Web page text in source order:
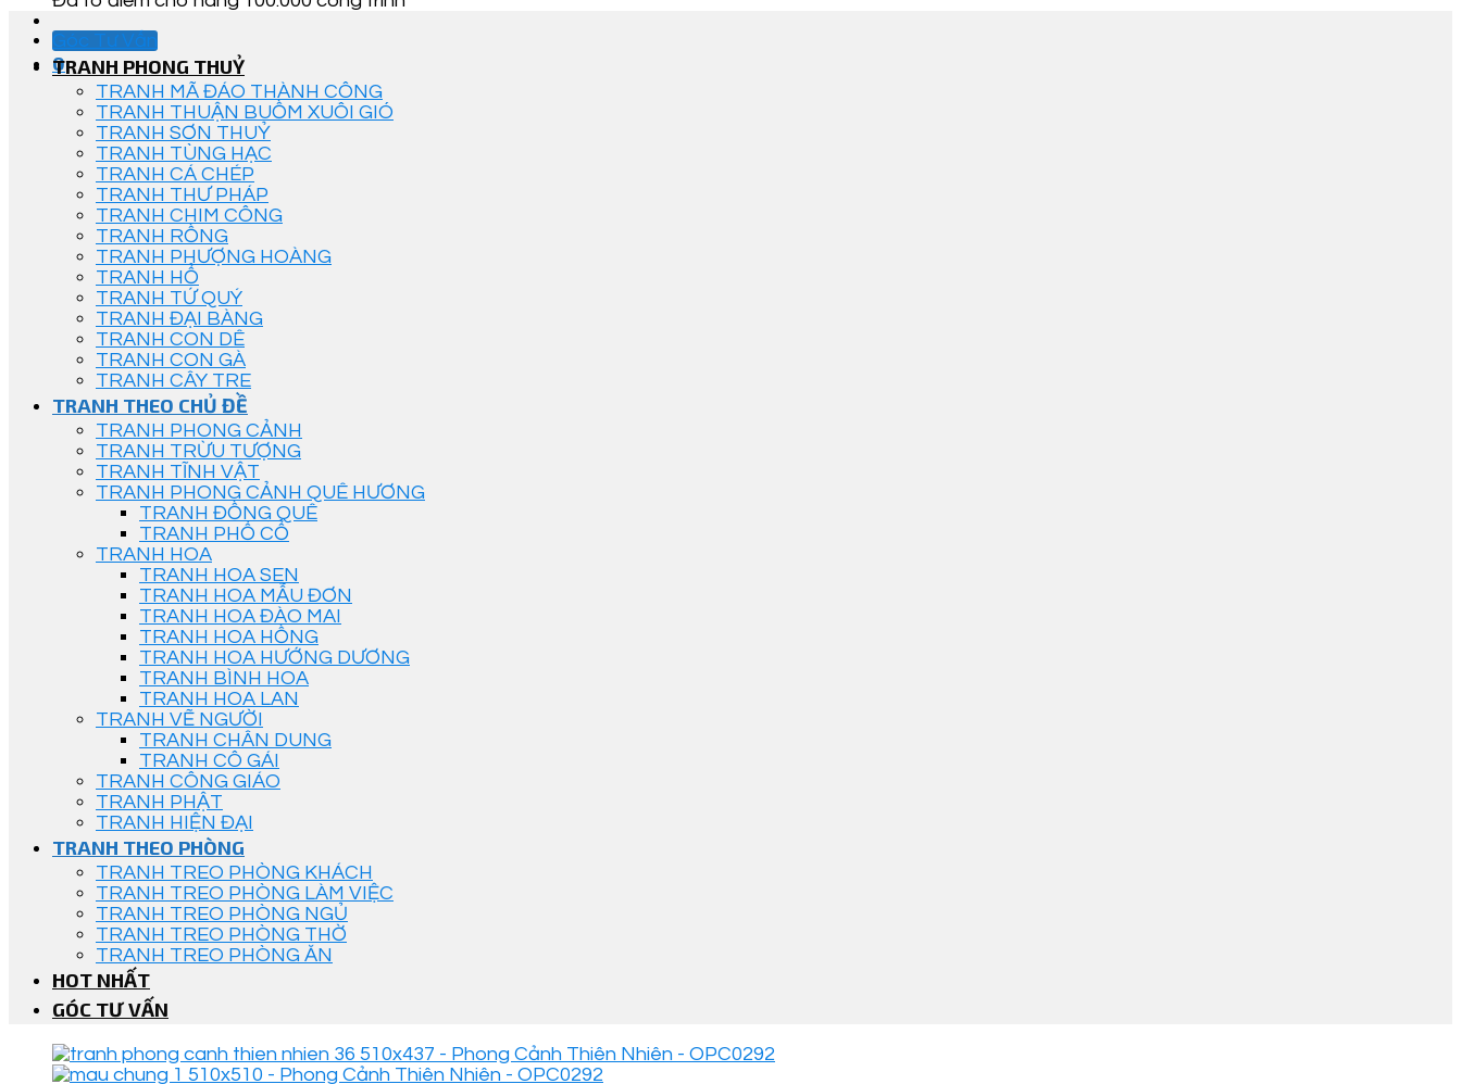
Góc Tư Vấn
0
TRANH PHONG THUỶ
TRANH MÃ ĐÁO THÀNH CÔNG
TRANH THUẬN BUỒM XUÔI GIÓ
TRANH SƠN THUỶ
TRANH TÙNG HẠC
TRANH CÁ CHÉP
TRANH THƯ PHÁP
TRANH CHIM CÔNG
TRANH RỒNG
TRANH PHƯỢNG HOÀNG
TRANH HỔ
TRANH TỨ QUÝ
TRANH ĐẠI BÀNG
TRANH CON DÊ
TRANH CON GÀ
TRANH CÂY TRE
TRANH THEO CHỦ ĐỀ
TRANH PHONG CẢNH
TRANH TRỪU TƯỢNG
TRANH TĨNH VẬT
TRANH PHONG CẢNH QUÊ HƯƠNG
TRANH ĐỒNG QUÊ
TRANH PHỐ CỔ
TRANH HOA
TRANH HOA SEN
TRANH HOA MẪU ĐƠN
TRANH HOA ĐÀO MAI
TRANH HOA HỒNG
TRANH HOA HƯỚNG DƯƠNG
TRANH BÌNH HOA
TRANH HOA LAN
TRANH VẼ NGƯỜI
TRANH CHÂN DUNG
TRANH CÔ GÁI
TRANH CÔNG GIÁO
TRANH PHẬT
TRANH HIỆN ĐẠI
TRANH THEO PHÒNG
TRANH TREO PHÒNG KHÁCH
TRANH TREO PHÒNG LÀM VIỆC
TRANH TREO PHÒNG NGỦ
TRANH TREO PHÒNG THỜ
TRANH TREO PHÒNG ĂN
HOT NHẤT
GÓC TƯ VẤN